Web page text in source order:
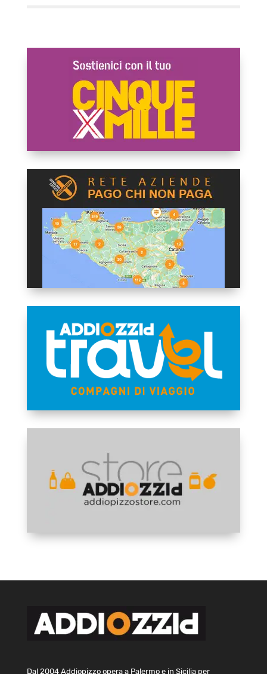
Dal 2004 Addiopizzo opera a Palermo e in Sicilia per